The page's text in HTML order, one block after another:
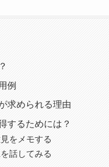
例
求められる理由
するためには？
をメモする
話してみる